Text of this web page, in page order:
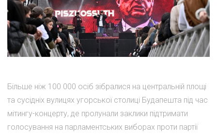
Більше ніж 100 000 осіб зібралися на центральній площі
та сусідніх вулицях угорської столиці Будапешта під час
мітингу-концерту, де пролунали заклики підтримати
голосування на парламентських виборах проти партії